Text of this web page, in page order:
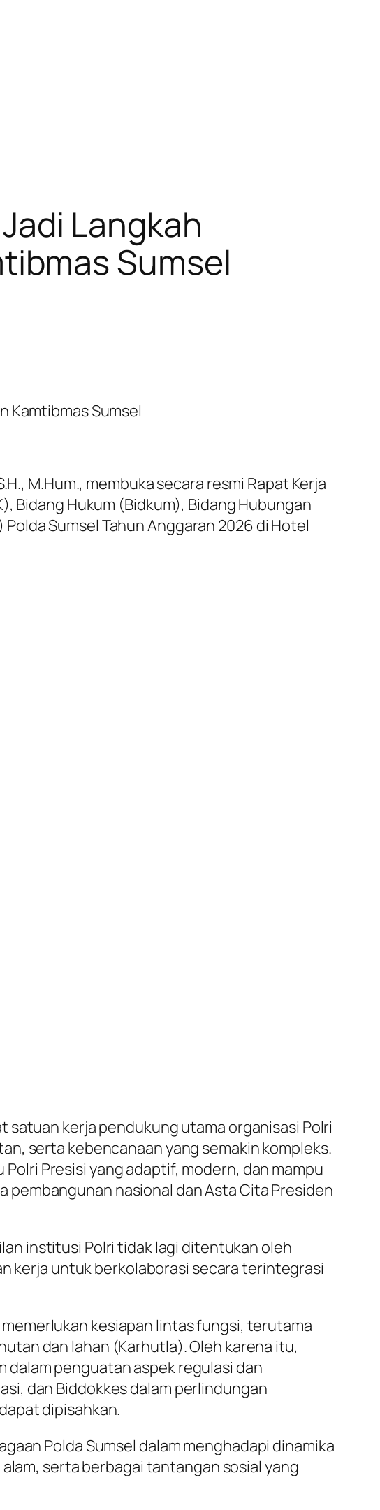
Langkah
Sumsel
Kamtibmas Sumsel
M.Hum., membuka secara resmi Rapat Kerja
Bidang Hukum (Bidkum), Bidang Hubungan
Sumsel Tahun Anggaran 2026 di Hotel
kerja pendukung utama organisasi Polri
serta kebencanaan yang semakin kompleks.
Presisi yang adaptif, modern, dan mampu
nasional dan Asta Cita Presiden
institusi Polri tidak lagi ditentukan oleh
kerja untuk berkolaborasi secara terintegrasi
kesiapan lintas fungsi, terutama
dan lahan (Karhutla). Oleh karena itu,
dalam penguatan aspek regulasi dan
dan Biddokkes dalam perlindungan
dipisahkan.
Polda Sumsel dalam menghadapi dinamika
serta berbagai tantangan sosial yang